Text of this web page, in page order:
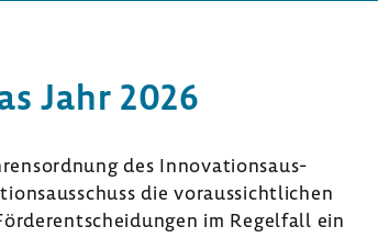
Jahr 2026
des Inno­va­ti­ons­aus­
die voraus­sicht­li­chen
im Regel­fall ein